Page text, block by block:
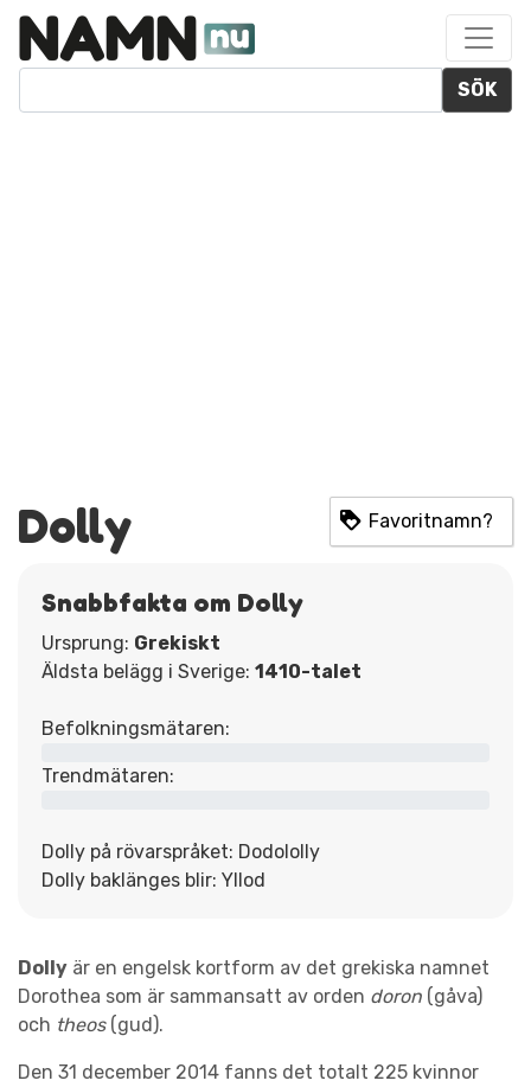
SÖK
Dolly Favoritnamn?
Snabbfakta om Dolly
Ursprung: Grekiskt
Äldsta belägg i Sverige: 1410-talet
Befolkningsmätaren:
Trendmätaren:
Dolly på rövarspråket: Dodololly
Dolly baklänges blir: Yllod
Dolly är en engelsk kortform av det grekiska namnet
Dorothea som är sammansatt av orden doron (gåva)
och theos(gud).
Den 31 december 2014 fanns det totalt 225 kvinnor